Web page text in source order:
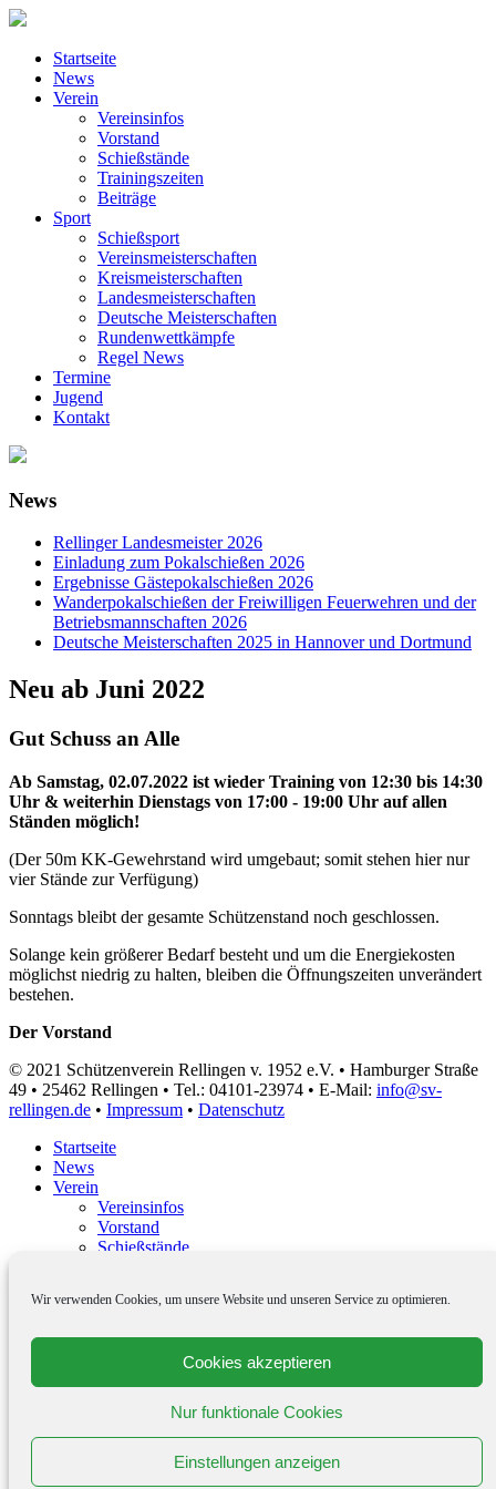
Wir verwenden Cookies, um unsere Website und unseren Service zu optimieren.
Cookies akzeptieren
Nur funktionale Cookies
Einstellungen anzeigen
Startseite
News
Verein
Vereinsinfos
Vorstand
Schießstände
Trainingszeiten
Beiträge
Sport
Schießsport
Vereinsmeisterschaften
Kreismeisterschaften
Landesmeisterschaften
Deutsche Meisterschaften
Rundenwettkämpfe
Regel News
Termine
Jugend
Kontakt
News
Rellinger Landesmeister 2026
Einladung zum Pokalschießen 2026
Ergebnisse Gästepokalschießen 2026
Wanderpokalschießen der Freiwilligen Feuerwehren und der
Betriebsmannschaften 2026
Deutsche Meisterschaften 2025 in Hannover und Dortmund
Neu ab Juni 2022
Gut Schuss an Alle
Ab Samstag, 02.07.2022 ist wieder Training von 12:30 bis 14:30
Uhr & weiterhin Dienstags von 17:00 - 19:00 Uhr auf allen
Ständen möglich!
(Der 50m KK-Gewehrstand wird umgebaut; somit stehen hier nur
vier Stände zurVerfügung)
Sonntags bleibt der gesamte Schützenstand noch geschlossen.
Solange kein größerer Bedarf besteht und um die Energiekosten
möglichst niedrig zu halten, bleiben die Öffnungszeiten unverändert
bestehen.
Der Vorstand
© 2021 Schützenverein Rellingen v. 1952 e.V. • Hamburger Straße
49 • 25462 Rellingen • Tel.: 04101-23974 • E-Mail: info@sv-
rellingen.de • Impressum • Datenschutz
Startseite
News
Verein
Vereinsinfos
Vorstand
Schießstände
Sport
Kreismeisterschaften
Landesmeisterschaften
Deutsche Meisterschaften